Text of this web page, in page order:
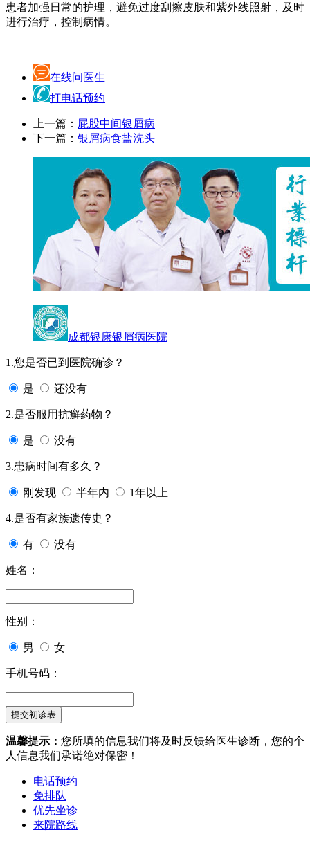
患者加强日常的护理，避免过度刮擦皮肤和紫外线照射，及时
进行治疗，控制病情。
在线问医生
打电话预约
上一篇： 屁股中间银屑病
下一篇： 银屑病食盐洗头
成都银康银屑病医院
1.您是否已到医院确诊？
是 还没有
2.是否服用抗癣药物？
是 没有
3.患病时间有多久？
刚发现 半年内 1年以上
4.是否有家族遗传史？
有 没有
姓名：
性别：
男 女
手机号码：
温馨提示： 您所填的信息我们将及时反馈给医生诊断，您的个
人信息我们承诺绝对保密！
电话预约
免排队
优先坐诊
来院路线